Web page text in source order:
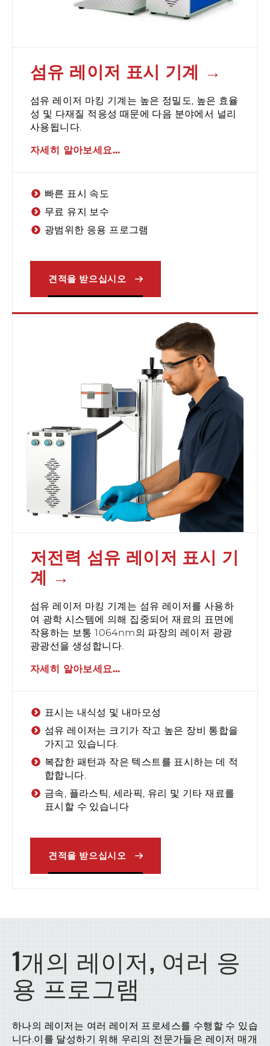
섬유 레이저 표시 기계
섬유 레이저 마킹 기계는 높은 정밀도, 높은 효율
성 및 다재질 적응성 때문에 다음 분야에서 널리
사용됩니다.
자세히 알아보세요...
빠른 표시 속도
무료 유지 보수
광범위한 응용 프로그램
견적을 받으십시오
저전력 섬유 레이저 표시 기
계
섬유 레이저 마킹 기계는 섬유 레이저를 사용하
여 광학 시스템에 의해 집중되어 재료의 표면에
작용하는 보통 1064nm의 파장의 레이저 광광
광광선을 생성합니다.
자세히 알아보세요...
표시는 내식성 및 내마모성
섬유 레이저는 크기가 작고 높은 장비 통합을
가지고 있습니다.
복잡한 패턴과 작은 텍스트를 표시하는 데 적
합합니다.
금속, 플라스틱, 세라픽, 유리 및 기타 재료를
표시할 수 있습니다
견적을 받으십시오
1개의 레이저, 여러 응
용 프로그램
하나의 레이저는 여러 레이저 프로세스를 수행할 수 있습
니다.이를 달성하기 위해 우리의 전문가들은 레이저 매개